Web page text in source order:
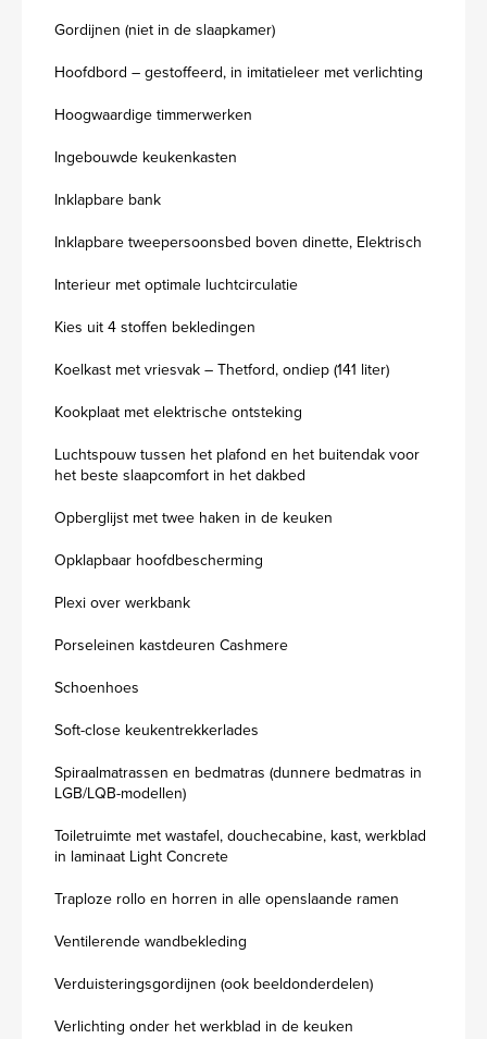
Gordijnen (niet in de slaapkamer)
Hoofdbord – gestoffeerd, in imitatieleer met verlichting
Hoogwaardige timmerwerken
Ingebouwde keukenkasten
Inklapbare bank
Inklapbare tweepersoonsbed boven dinette, Elektrisch
Interieur met optimale luchtcirculatie
Kies uit 4 stoffen bekledingen
Koelkast met vriesvak – Thetford, ondiep (141 liter)
Kookplaat met elektrische ontsteking
Luchtspouw tussen het plafond en het buitendak voor
het beste slaapcomfort in het dakbed
Opberglijst met twee haken in de keuken
Opklapbaar hoofdbescherming
Plexi over werkbank
Porseleinen kastdeuren Cashmere
Schoenhoes
Soft-close keukentrekkerlades
Spiraalmatrassen en bedmatras (dunnere bedmatras in
LGB/LQB-modellen)
Toiletruimte met wastafel, douchecabine, kast, werkblad
in laminaat Light Concrete
Traploze rollo en horren in alle openslaande ramen
Ventilerende wandbekleding
Verduisteringsgordijnen (ook beeldonderdelen)
Verlichting onder het werkblad in de keuken